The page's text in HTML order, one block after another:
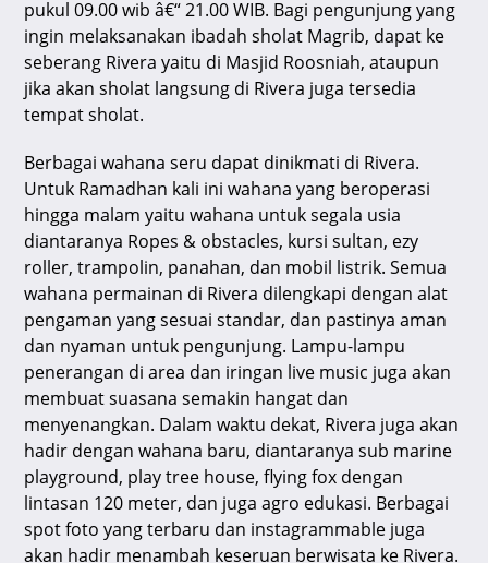
pukul 09.00 wib â€“ 21.00 WIB. Bagi pengunjung yang
ingin melaksanakan ibadah sholat Magrib, dapat ke
seberang Rivera yaitu di Masjid Roosniah, ataupun
jika akan sholat langsung di Rivera juga tersedia
tempat sholat.
Berbagai wahana seru dapat dinikmati di Rivera.
Untuk Ramadhan kali ini wahana yang beroperasi
hingga malam yaitu wahana untuk segala usia
diantaranya Ropes & obstacles, kursi sultan, ezy
roller, trampolin, panahan, dan mobil listrik. Semua
wahana permainan di Rivera dilengkapi dengan alat
pengaman yang sesuai standar, dan pastinya aman
dan nyaman untuk pengunjung. Lampu-lampu
penerangan di area dan iringan live music juga akan
membuat suasana semakin hangat dan
menyenangkan. Dalam waktu dekat, Rivera juga akan
hadir dengan wahana baru, diantaranya sub marine
playground, play tree house, flying fox dengan
lintasan 120 meter, dan juga agro edukasi. Berbagai
spot foto yang terbaru dan instagrammable juga
akan hadir menambah keseruan berwisata ke Rivera.